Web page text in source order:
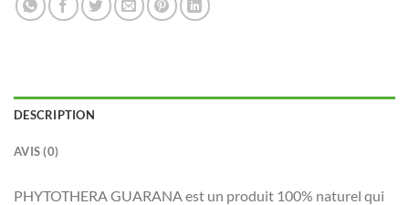
DESCRIPTION
AVIS (0)
PHYTOTHERA GUARANA est un produit 100% naturel qui